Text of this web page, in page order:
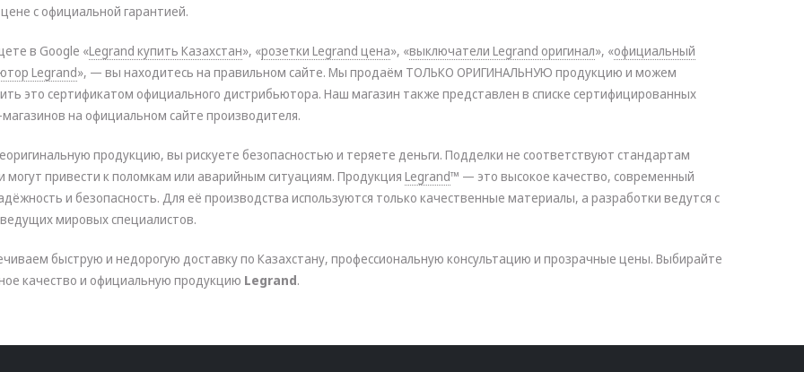
с официальной гарантией.
в Google «Legrand купить Казахстан», «розетки Legrand цена», «выключатели Legrand оригинал», «официальный
Legrand», — вы находитесь на правильном сайте. Мы продаём ТОЛЬКО ОРИГИНАЛЬНУЮ продукцию и можем
это сертификатом официального дистрибьютора. Наш магазин также представлен в списке сертифицированных
на официальном сайте производителя.
продукцию, вы рискуете безопасностью и теряете деньги. Подделки не соответствуют стандартам
могут привести к поломкам или аварийным ситуациям. Продукция Legrand™ — это высокое качество, современный
и безопасность. Для её производства используются только качественные материалы, а разработки ведутся с
мировых специалистов.
быструю и недорогую доставку по Казахстану, профессиональную консультацию и прозрачные цены. Выбирайте
качество и официальную продукцию Legrand.